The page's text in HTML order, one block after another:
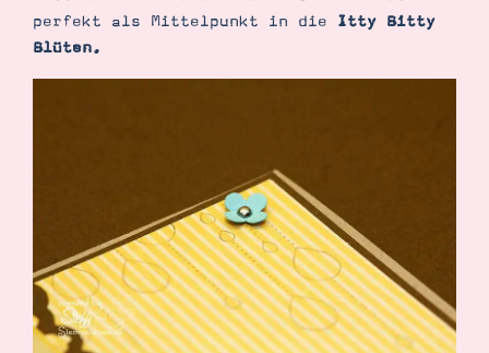
Suche Impressum Datenschutz
perfekt als Mittelpunkt in die Itty Bitty
Blüten.